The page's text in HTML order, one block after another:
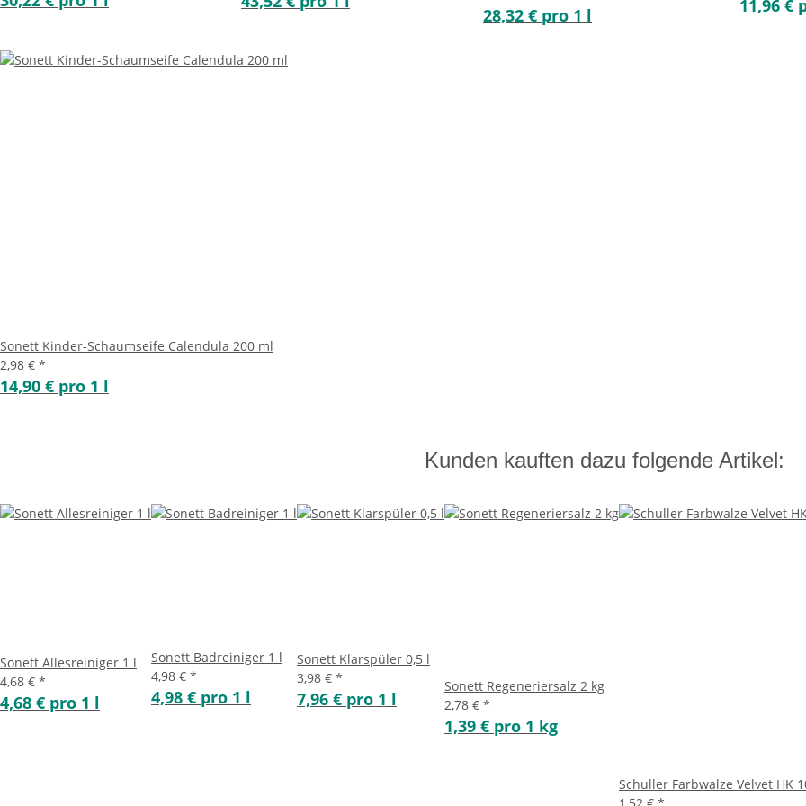
28,32 € pro 1 l 11,96 €
Sonett Kinder-Schaumseife Calendula 200 ml
2,98 € *
14,90 € pro 1 l
Kunden kauften dazu folgende Artikel:
Sonett Allesreiniger 1 l
4,68 € *
4,68 € pro 1 l
Sonett Badreiniger 1 l
4,98 € *
4,98 € pro 1 l
Sonett Klarspüler 0,5 l
3,98 € *
7,96 € pro 1 l
Sonett Regeneriersalz 2 kg
2,78 € *
1,39 € pro 1 kg
Schuller Farbwalze Velvet HK